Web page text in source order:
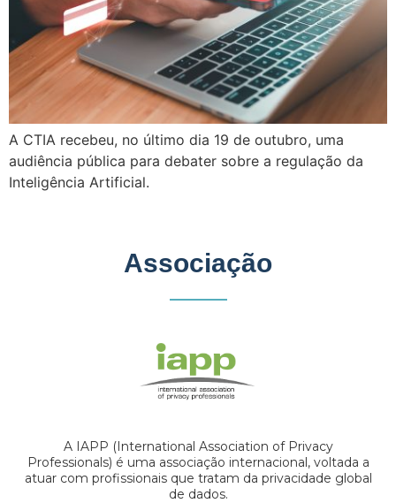
A CTIA recebeu, no último dia 19 de outubro, uma
audiência pública para debater sobre a regulação da
Inteligência Artificial.
Associação
A IAPP (International Association of Privacy
Professionals) é uma associação internacional, voltada a
atuar com profissionais que tratam da privacidade global
de dados.